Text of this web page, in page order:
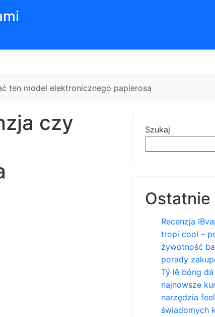
ten model elektronicznego papierosa
czy
Szukaj
Recenzja
tropi cool –
żywotność
porady
Tỷ lệ bóng
najnowsze
narzędzia
świadomych